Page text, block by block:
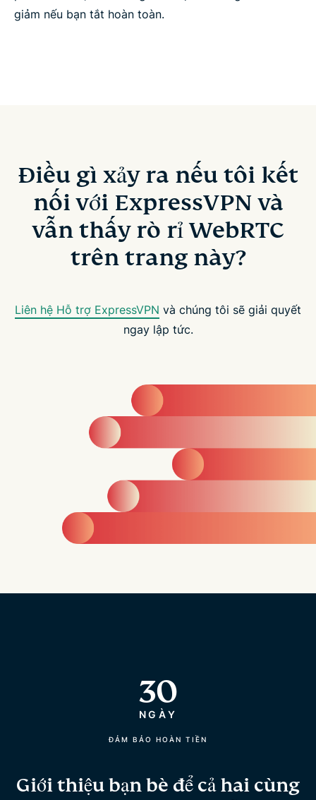
giảm nếu bạn tắt hoàn toàn.
Điều gì xảy ra nếu tôi kết
nối với ExpressVPN và
vẫn thấy rò rỉ WebRTC
trên trang này?
Liên hệ Hỗ trợ ExpressVPN và chúng tôi sẽ giải quyết
ngay lập tức.
30
NGÀY
ĐẢM BẢO HOÀN TIỀN
Giới thiệu bạn bè để cả hai cùng